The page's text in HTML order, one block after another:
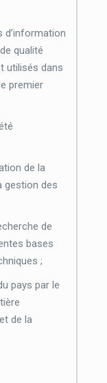
d’information
qualité
utilisés dans
premier
de la
gestion des
de
bases
;
pays par le
de la